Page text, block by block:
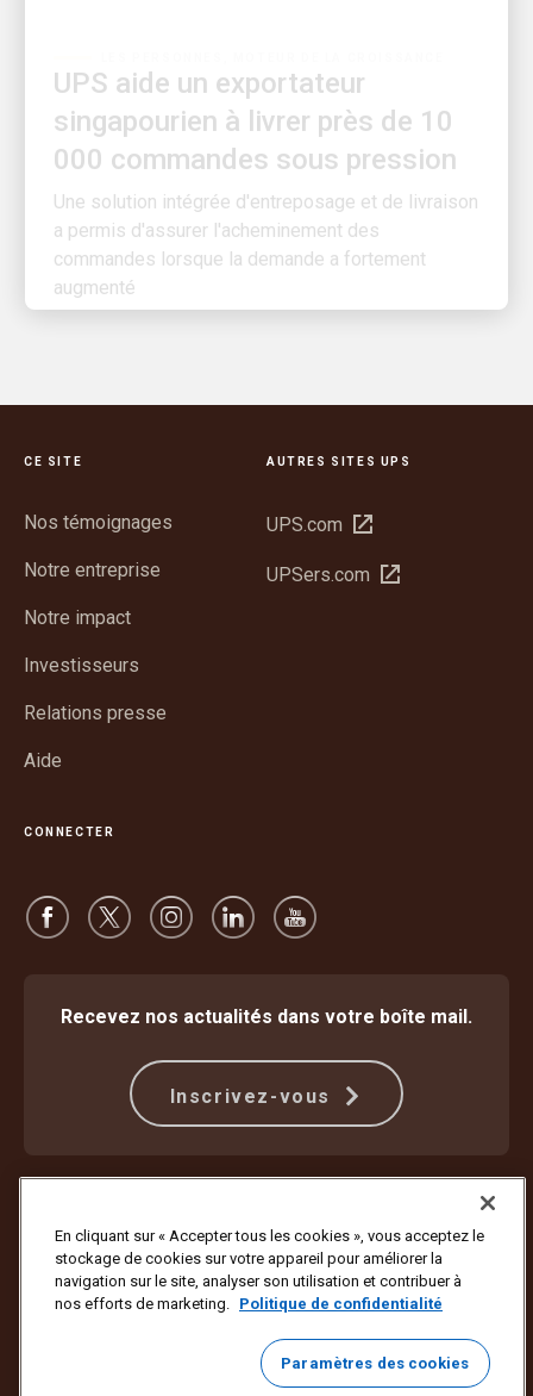
singapourien à livrer près de 10
000 commandes sous pression
Une solution intégrée d'entreposage et de livraison
a permis d'assurer l'acheminement des
commandes lorsque la demande a fortement
augmenté
CE SITE
Nos témoignages
Notre entreprise
Notre impact
Investisseurs
Relations presse
Aide
AUTRES SITES UPS
UPS.com Ouvrir
une
UPSers.com Ouvrir
CONNECTER
Recevez nos actualités dans votre boîte mail.
Inscrivez-vous
Paramètres des cookies
Copyright ©1994-2026 United Parcel Service of America, Inc. Tous
droits réservés. Vous ne souhaitez plus recevoir de mises à jour par e-
Se désabonner ici
Pour mettre à jour toutes les autres préférences e-mail d’UPS ou vous
En cliquant sur « Accepter tous les cookies », vous acceptez le
stockage de cookies sur votre appareil pour améliorer la
navigation sur le site, analyser son utilisation et contribuer à
nos efforts de marketing. Politique de confidentialité
Paramètres des cookies